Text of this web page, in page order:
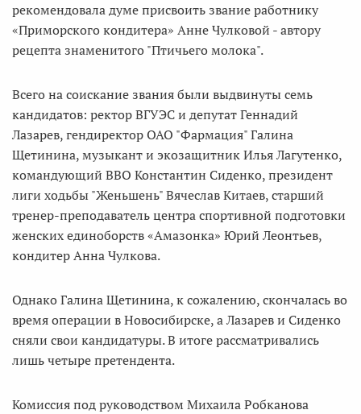
рекомендовала думе присвоить звание работнику
«Приморского кондитера» Анне Чулковой - автору
рецепта знаменитого "Птичьего молока".
Всего на соискание звания были выдвинуты семь
кандидатов: ректор ВГУЭС и депутат Геннадий
Лазарев, гендиректор ОАО "Фармация" Галина
Щетинина, музыкант и экозащитник Илья Лагутенко,
командующий ВВО Константин Сиденко, президент
лиги ходьбы "Женьшень" Вячеслав Китаев, старший
тренер-преподаватель центра спортивной подготовки
женских единоборств «Амазонка» Юрий Леонтьев,
кондитер Анна Чулкова.
Однако Галина Щетинина, к сожалению, скончалась во
время операции в Новосибирске, а Лазарев и Сиденко
сняли свои кандидатуры. В итоге рассматривались
лишь четыре претендента.
Комиссия под руководством Михаила Робканова